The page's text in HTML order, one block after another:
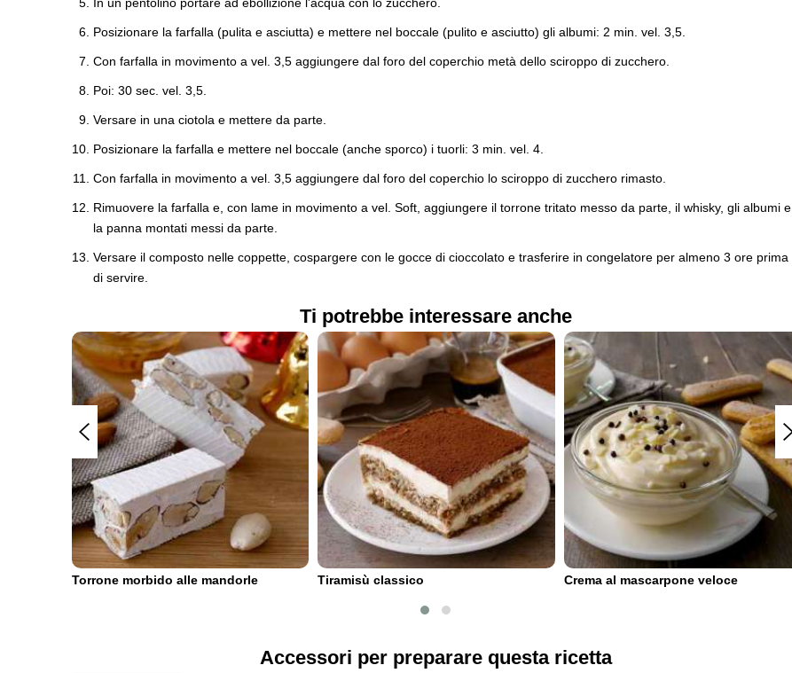
Posizionare la farfalla (pulita e asciutta) e mettere nel boccale (pulito e asciutto) gli albumi: 2 min. vel. 3,5.
Con farfalla in movimento a vel. 3,5 aggiungere dal foro del coperchio metà dello sciroppo di zucchero.
Poi: 30 sec. vel. 3,5.
Versare in una ciotola e mettere da parte.
Posizionare la farfalla e mettere nel boccale (anche sporco) i tuorli: 3 min. vel. 4.
Con farfalla in movimento a vel. 3,5 aggiungere dal foro del coperchio lo sciroppo di zucchero rimasto.
Rimuovere la farfalla e, con lame in movimento a vel. Soft, aggiungere il torrone tritato messo da parte, il whisky, gli albumi e
la panna montati messi da parte.
Versare il composto nelle coppette, cospargere con le gocce di cioccolato e trasferire in congelatore per almeno 3 ore prima
di servire.
Ti potrebbe interessare anche
Torrone morbido alle mandorle Tiramisù classico Crema al mascarpone veloce
Accessori per preparare questa ricetta